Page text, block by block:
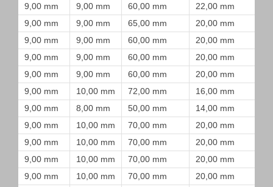
9,00 mm
9,00 mm 60,00 mm
22,00 mm
9,00 mm
9,00 mm 65,00 mm
20,00 mm
9,00 mm
9,00 mm 60,00 mm
20,00 mm
9,00 mm
9,00 mm 60,00 mm
20,00 mm
9,00 mm
9,00 mm 60,00 mm
20,00 mm
9,00 mm
10,00 mm 72,00 mm
16,00 mm
9,00 mm
8,00 mm 50,00 mm
14,00 mm
9,00 mm
10,00 mm 70,00 mm
20,00 mm
9,00 mm
10,00 mm 70,00 mm
20,00 mm
9,00 mm
10,00 mm 70,00 mm
20,00 mm
9,00 mm
10,00 mm 70,00 mm
20,00 mm